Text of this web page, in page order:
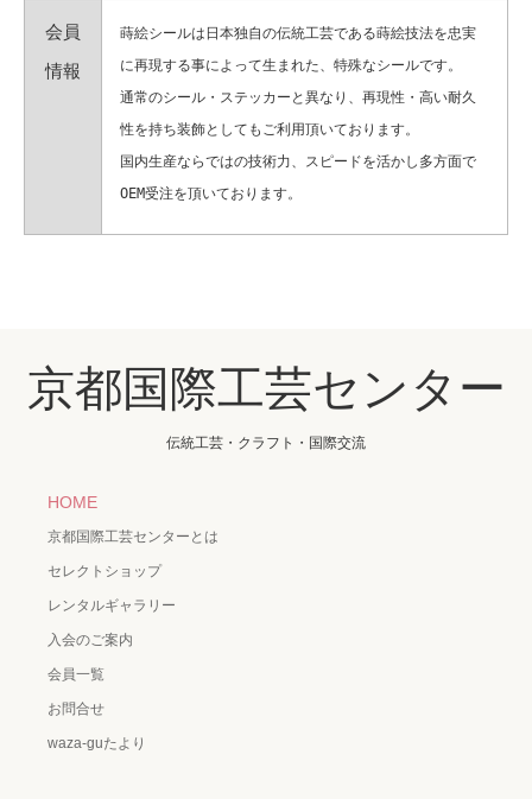
会員
情報
蒔絵シールは日本独自の伝統工芸である蒔絵技法を忠実
に再現する事によって生まれた、特殊なシールです。
通常のシール・ステッカーと異なり、再現性・高い耐久
性を持ち装飾としてもご利用頂いております。
国内生産ならではの技術力、スピードを活かし多方面で
OEM受注を頂いております。
京都国際工芸センター
伝統工芸・クラフト・国際交流
HOME
京都国際工芸センターとは
セレクトショップ
レンタルギャラリー
入会のご案内
会員一覧
お問合せ
waza-guたより